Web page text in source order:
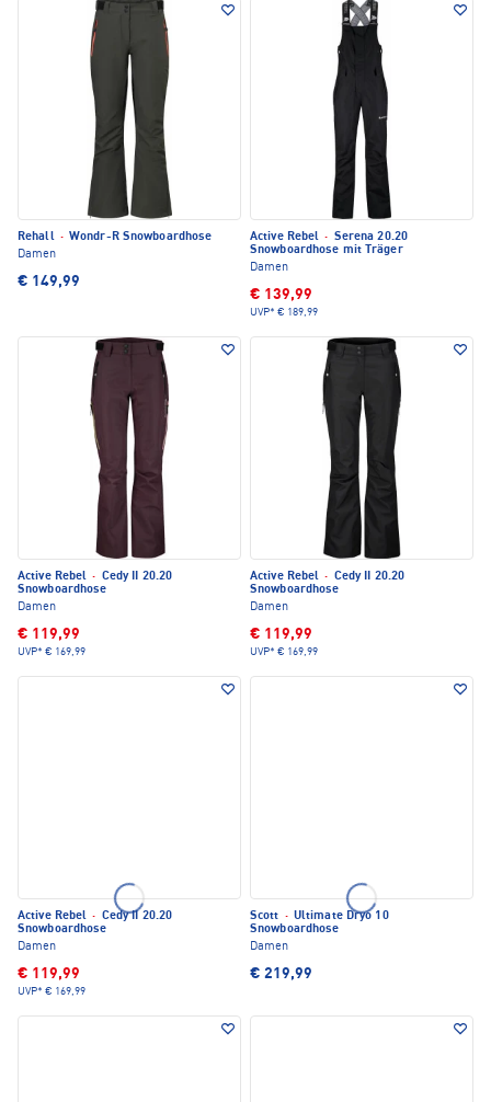
Rehall · Wondr-R Snowboardhose
Damen
€ 149,99
Active Rebel · Serena 20.20
Snowboardhose mit Träger
Damen
€ 139,99
UVP* € 189,99
Active Rebel · Cedy II 20.20
Snowboardhose
Damen
€ 119,99
UVP* € 169,99
Active Rebel · Cedy II 20.20
Snowboardhose
Damen
€ 119,99
UVP* € 169,99
Active Rebel · Cedy II 20.20
Snowboardhose
Damen
€ 119,99
UVP* € 169,99
Scott · Ultimate Dryo 10
Snowboardhose
Damen
€ 219,99